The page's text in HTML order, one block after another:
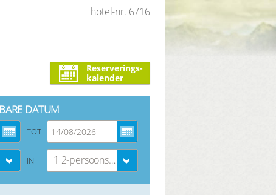
hotel-nr. 6716
Reserverings-
kalender
DATUM
TOT
IN 1 2-persoons kamer